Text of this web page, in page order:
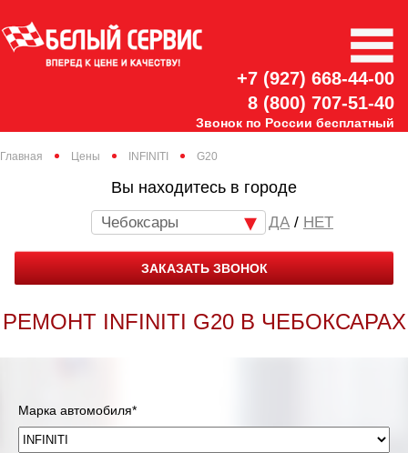
+7 (927) 668-44-00
8 (800) 707-51-40
Звонок по России бесплатный
Главная Цены INFINITI G20
Вы находитесь в городе
Чебоксары / НЕТ
ЗАКАЗАТЬ ЗВОНОК
РЕМОНТ INFINITI G20 В ЧЕБОКСАРАХ
Марка автомобиля*